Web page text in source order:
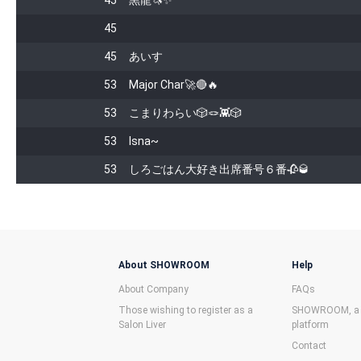
45
45 あいす
53 Major Char🚀🔴🔥
53 こまりわらい🎲🪢👾🎲
53 Isna~
53 しろごはん大好き出席番号６番🥀🥃
About SHOWROOM
About Company
Those wishing to register as a
Salon Liver
Help
FAQs
SHOWROOM,
platform
Contact